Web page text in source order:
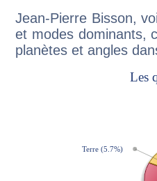
Jean-Pierre Bisson,
et modes dominants,
planètes et angles